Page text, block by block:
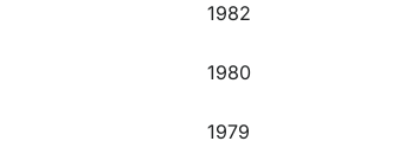
1982
1980
1979